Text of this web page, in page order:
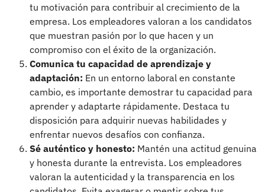
tu motivación para contribuir al crecimiento de la
empresa. Los empleadores valoran a los candidatos
que muestran pasión por lo que hacen y un
compromiso con el éxito de la organización.
Comunica tu capacidad de aprendizaje y
adaptación: En un entorno laboral en constante
cambio, es importante demostrar tu capacidad para
aprender y adaptarte rápidamente. Destaca tu
disposición para adquirir nuevas habilidades y
enfrentar nuevos desafíos con confianza.
Sé auténtico y honesto: Mantén una actitud genuina
y honesta durante la entrevista. Los empleadores
valoran la autenticidad y la transparencia en los